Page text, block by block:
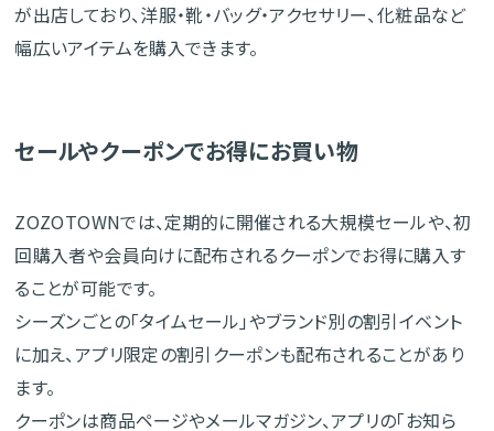
が出店しており、洋服・靴・バッグ・アクセサリー、化粧品など
幅広いアイテムを購入できます。
セールやクーポンでお得にお買い物
ZOZOTOWNでは、定期的に開催される大規模セールや、初
回購入者や会員向けに配布されるクーポンでお得に購入す
ることが可能です。
シーズンごとの「タイムセール」やブランド別の割引イベント
に加え、アプリ限定の割引クーポンも配布されることがあり
ます。
クーポンは商品ページやメールマガジン、アプリの「お知ら